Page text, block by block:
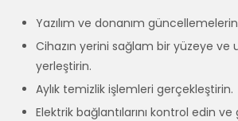
Yazılım ve donanım
Cihazın yerini sağlam bir yüzeye
yerleştirin.
Aylık temizlik işlemleri gerçekleştirin.
Elektrik bağlantılarını kontrol edin